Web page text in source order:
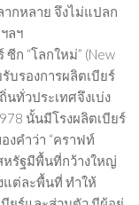
กหลาย จึงไม่แปลก
ลฯ
ก “โลกใหม่” (New
บรองการผลิตเบียร์
นทั่วประเทศจึงเบ่ง
นั้นมีโรงผลิตเบียร์
งคำว่า “คราฟท์
หรัฐมีพื้นที่กว้างใหญ่
แต่ละพื้นที่ ทำให้